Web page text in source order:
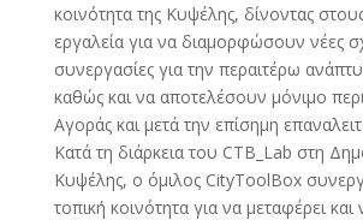
κοινότητα της Κυψέλης, δίνοντας
εργαλεία για να διαμορφώσουν νέες
συνεργασίες για την περαιτέρω
καθώς και να αποτελέσουν μόνιμο
Αγοράς και μετά την επίσημη
Κατά τη διάρκεια του CTB_Lab στη
Κυψέλης, ο όμιλος CityToolBox
τοπική κοινότητα για να μεταφέρει και